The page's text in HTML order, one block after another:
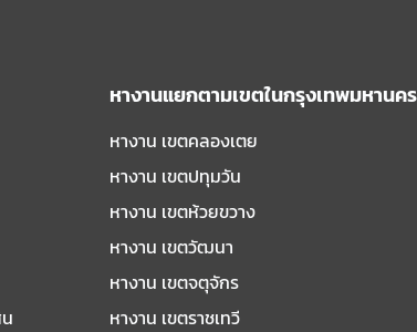
หางานแยกตามเขตในกรุงเทพมหานคร
หางาน เขตคลองเตย
หางาน เขตปทุมวัน
หางาน เขตห้วยขวาง
หางาน เขตวัฒนา
หางาน เขตจตุจักร
หางาน เขตราชเทวี